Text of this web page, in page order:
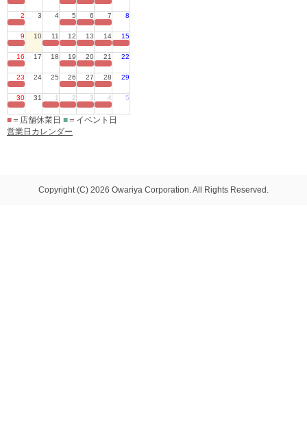
2 3 4 5 6 7 8
9 10 11 12 13 14 15
16 17 18 19 20 21 22
23 24 25 26 27 28 29
30 31 1 2 3 4 5
■ ＝店舗休業日 ■ ＝イベント日
営業日カレンダー
Copyright (C) 2026 Owariya Corporation. All Rights Reserved.